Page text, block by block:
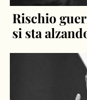
Rischio
si sta